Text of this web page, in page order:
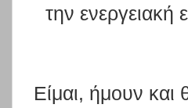
την
Είμαι, ήμουν